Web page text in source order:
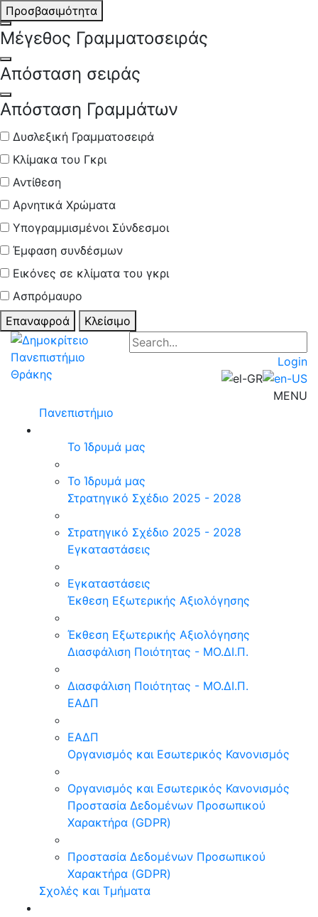
Προσβασιμότητα
Open Font Size
Μέγεθος Γραμματοσειράς
Open Line Spacing
Απόσταση σειράς
Open Letter Spacing
Απόσταση Γραμμάτων
Δυσλεξική Γραμματοσειρά
Κλίμακα του Γκρι
Αντίθεση
Αρνητικά Χρώματα
Υπογραμμισμένοι Σύνδεσμοι
Έμφαση συνδέσμων
Εικόνες σε κλίματα του γκρι
Ασπρόμαυρο
Επαναφροά
Κλείσιμο
Login
MENU
Πανεπιστήμιο
Το Ίδρυμά μας
Το Ίδρυμά μας
Στρατηγικό Σχέδιο 2025 - 2028
Στρατηγικό Σχέδιο 2025 - 2028
Εγκαταστάσεις
Εγκαταστάσεις
Έκθεση Εξωτερικής Αξιολόγησης
Έκθεση Εξωτερικής Αξιολόγησης
Διασφάλιση Ποιότητας - ΜΟ.ΔΙ.Π.
Διασφάλιση Ποιότητας - ΜΟ.ΔΙ.Π.
ΕΑΔΠ
ΕΑΔΠ
Οργανισμός και Εσωτερικός Κανονισμός
Οργανισμός και Εσωτερικός Κανονισμός
Προστασία Δεδομένων Προσωπικού
Χαρακτήρα (GDPR)
Προστασία Δεδομένων Προσωπικού
Χαρακτήρα (GDPR)
Σχολές και Τμήματα